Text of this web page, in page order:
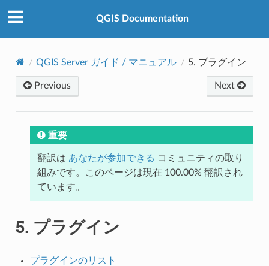
QGIS Documentation
QGIS Server ガイド / マニュアル 5. プラグイン
Previous Next
重要
翻訳は あなたが参加できる コミュニティの取り
組みです。このページは現在 100.00% 翻訳され
ています。
5. プラグイン
プラグインのリスト